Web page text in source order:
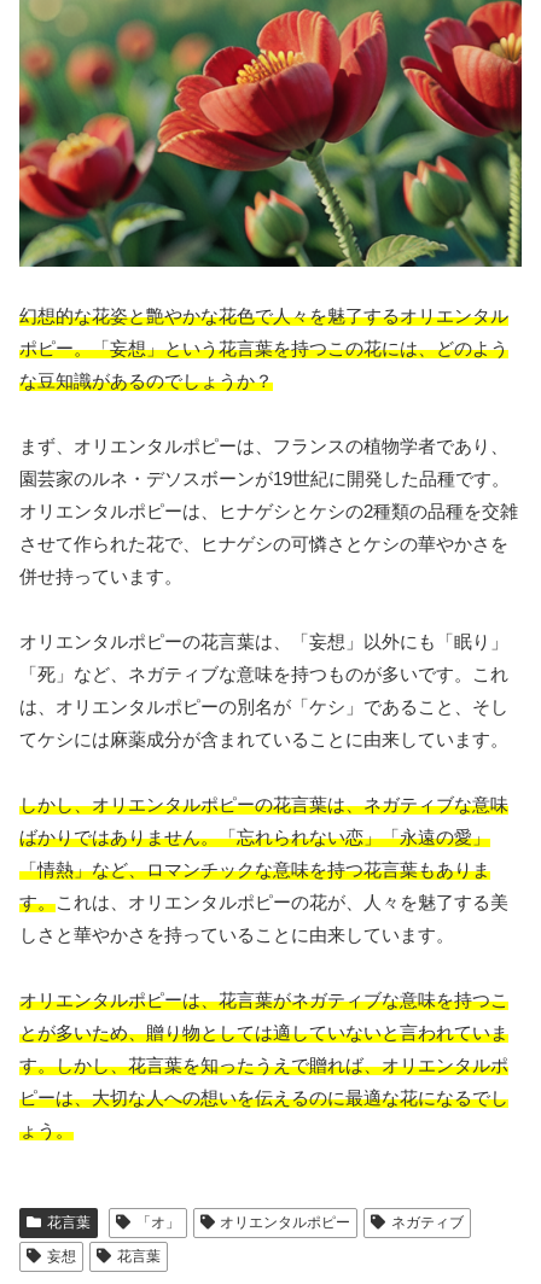
幻想的な花姿と艶やかな花色で人々を魅了するオリエンタル
ポピー。「妄想」という花言葉を持つこの花には、どのよう
な豆知識があるのでしょうか？
まず、オリエンタルポピーは、フランスの植物学者であり、
園芸家のルネ・デソスボーンが19世紀に開発した品種です。
オリエンタルポピーは、ヒナゲシとケシの2種類の品種を交雑
させて作られた花で、ヒナゲシの可憐さとケシの華やかさを
併せ持っています。
オリエンタルポピーの花言葉は、「妄想」以外にも「眠り」
「死」など、ネガティブな意味を持つものが多いです。これ
は、オリエンタルポピーの別名が「ケシ」であること、そし
てケシには麻薬成分が含まれていることに由来しています。
しかし、オリエンタルポピーの花言葉は、ネガティブな意味
ばかりではありません。「忘れられない恋」「永遠の愛」
「情熱」など、ロマンチックな意味を持つ花言葉もありま
す。これは、オリエンタルポピーの花が、人々を魅了する美
しさと華やかさを持っていることに由来しています。
オリエンタルポピーは、花言葉がネガティブな意味を持つこ
とが多いため、贈り物としては適していないと言われていま
す。しかし、花言葉を知ったうえで贈れば、オリエンタルポ
ピーは、大切な人への想いを伝えるのに最適な花になるでし
ょう。
花言葉 「オ」 オリエンタルポピー
ネガティブ
妄想
花言葉